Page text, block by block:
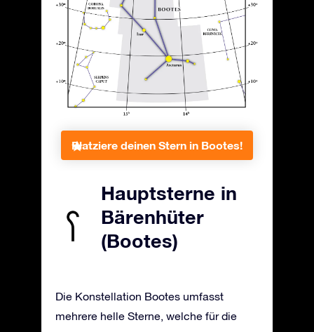
Platziere deinen Stern in Bootes!
Hauptsterne in
Bärenhüter
(Bootes)
Die Konstellation Bootes umfasst
mehrere helle Sterne, welche für die